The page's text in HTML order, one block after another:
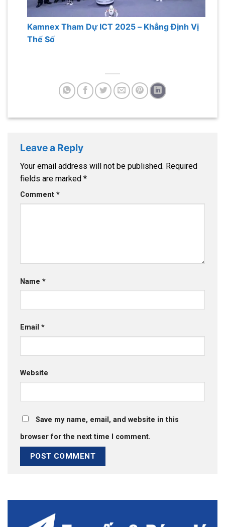
Kamnex Tham Dự ICT 2025 – Khẳng Định Vị
Thế Số
Leave a Reply
Your email address will not be published. Required
fields are marked *
Comment *
Name *
Email *
Website
Save my name, email, and website in this
browser for the next time I comment.